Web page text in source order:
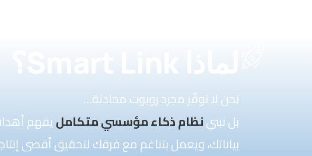
لماذا Smart Link؟
نحن لا نوفّر مجرد روبوت محادثة…
بل نبنينظام ذكاء مؤسسي متكامليفهم
بياناتك، ويعمل بتناغم مع فرقك لتحقيق أقصى